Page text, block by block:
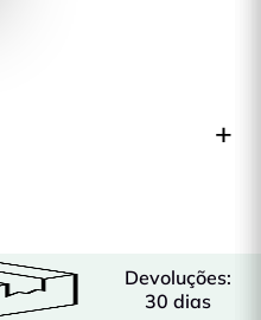
Devoluções:
30 dias